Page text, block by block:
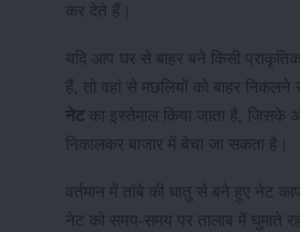
कर देते हैं।
यदि आप घर से बाहर बने किसी
हैं, तो वहां से मछलियों को बाहर
नेट का इस्तेमाल किया जाता है, जिसके
निकालकर बाजार में बेचा जा सकता है।
वर्तमान में तांबे की धातु से बने हुए नेट
नेट को समय-समय पर तालाब में घुमाते